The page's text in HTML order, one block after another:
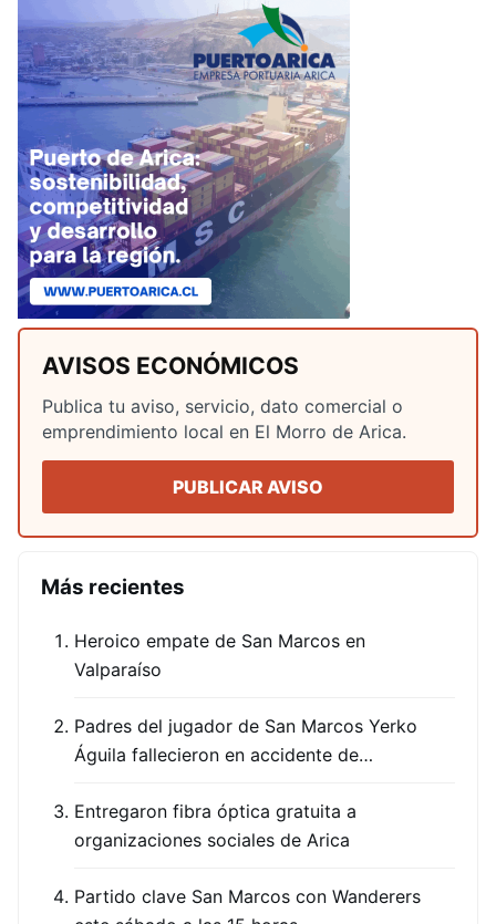
AVISOS ECONÓMICOS
Publica tu aviso, servicio, dato comercial o
emprendimiento local en El Morro de Arica.
PUBLICAR AVISO
Más recientes
Heroico empate de San Marcos en
Valparaíso
Padres del jugador de San Marcos Yerko
Águila fallecieron en accidente de…
Entregaron fibra óptica gratuita a
organizaciones sociales de Arica
Partido clave San Marcos con Wanderers